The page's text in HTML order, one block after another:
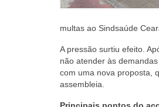
multas ao Sindsaúde
A pressão surtiu efeito.
não atender às
com uma nova proposta,
assembleia.